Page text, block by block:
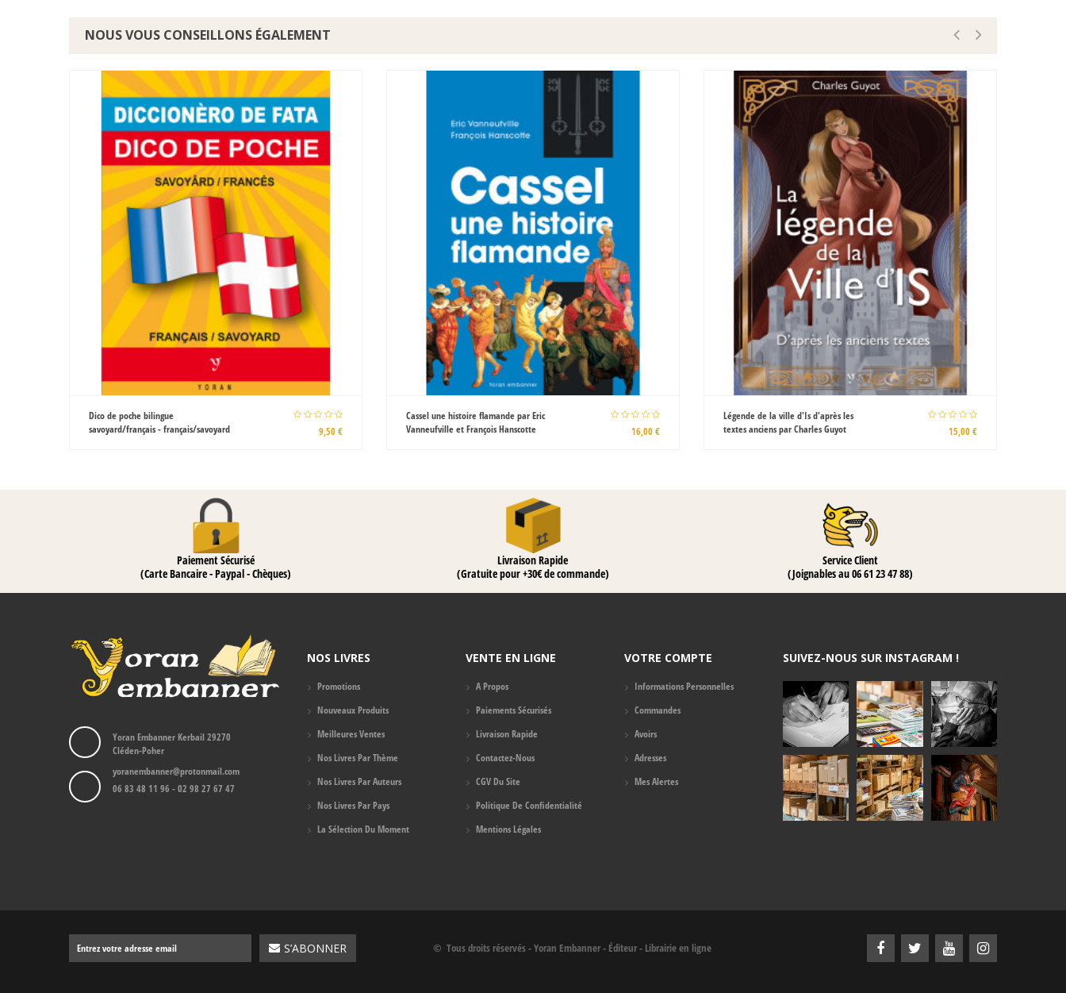
NOUS VOUS CONSEILLONS ÉGALEMENT
Cassel une histoire flamande par Eric
Vanneufville et François Hanscotte
16,00 €
Légende de la ville d'Is d'après les
textes anciens par Charles Guyot
15,00 €
Corsaires et aventuriers bretons par
Armel de Wismes
10,00 €
Paiement Sécurisé
(Carte Bancaire - Paypal - Chèques)
Livraison Rapide
(Gratuite pour +30€ de commande)
Service Client
(Joignables au 06 61 23 47 88)
Yoran Embanner Kerbail 29270
Cléden-Poher
yoranembanner@protonmail.com
06 83 48 11 96 - 02 98 27 67 47
NOS LIVRES
Promotions
Nouveaux Produits
Meilleures Ventes
Nos Livres Par Thème
Nos Livres Par Auteurs
Nos Livres Par Pays
La Sélection Du Moment
VENTE EN LIGNE
A Propos
Paiements Sécurisés
Livraison Rapide
Contactez-Nous
CGV Du Site
Politique De Confidentialité
Mentions Légales
VOTRE COMPTE
Informations Personnelles
Commandes
Avoirs
Adresses
Mes Alertes
SUIVEZ-NOUS SUR INSTAGRAM !
© Tous droits réservés - Yoran Embanner - Éditeur - Librairie en ligne